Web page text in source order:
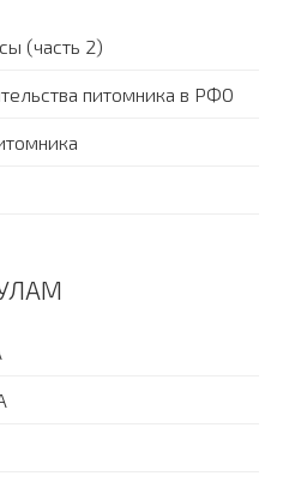
(часть 2)
питомника в РФО